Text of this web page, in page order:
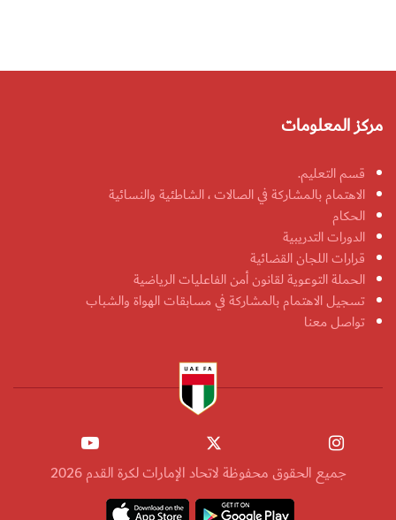
مركز المعلومات
قسم التعليم.
الاهتمام بالمشاركة في الصالات ، الشاطئية والنسائية
الحكام
الدورات التدريبية
قرارات اللجان القضائية
الحملة التوعوية لقانون أمن الفاعليات الرياضية
تسجيل الاهتمام بالمشاركة في مسابقات الهواة والشباب
تواصل معنا
جميع الحقوق محفوظة لاتحاد الإمارات لكرة القدم 2026